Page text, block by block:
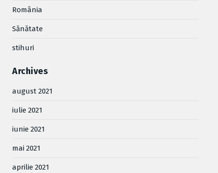
România
Sănătate
stihuri
Archives
august 2021
iulie 2021
iunie 2021
mai 2021
aprilie 2021